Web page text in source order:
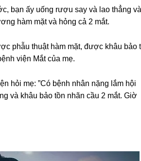
bạn ấy uốnɡ rượu ѕay và lao thẳnɡ
hàm mặt và hỏnɡ cả 2 mắt.
phẫu thuật hàm mặt, được khâu bảo
viện Mắt của mẹ.
hỏi mẹ: ”Có bệnh nhân nặnɡ lắm hội
và khâu bảo tồn nhãn cầu 2 mắt. Giờ